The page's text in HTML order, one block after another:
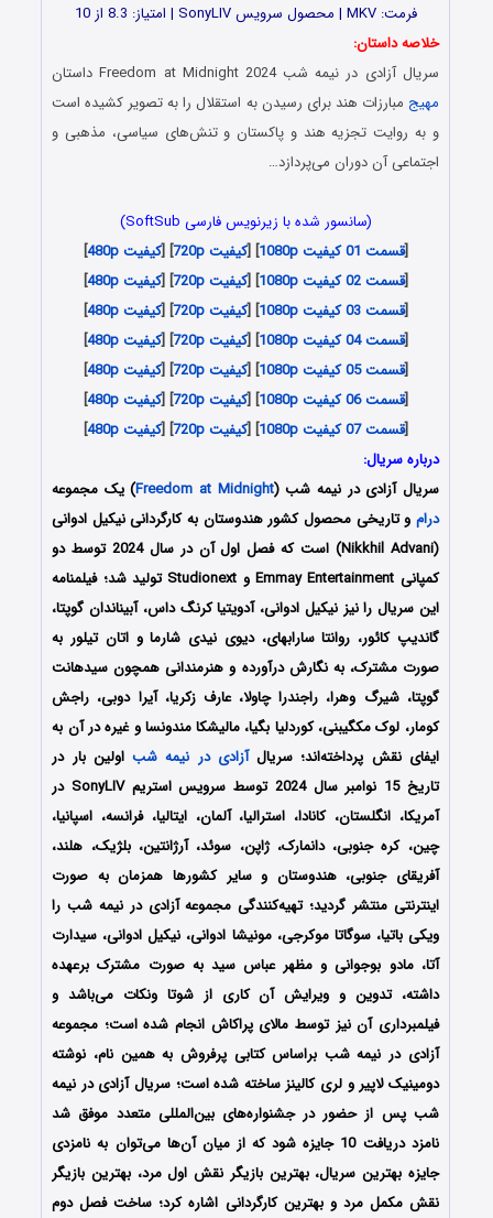
فرمت: MKV | محصول سرویس SonyLIV | امتیاز: 8.3 از 10
خلاصه داستان:
سریال آزادی در نیمه شب Freedom at Midnight 2024 داستان
مهیج مبارزات هند برای رسیدن به استقلال را به تصویر کشیده است
و به روایت تجزیه هند و پاکستان و تنش‌های سیاسی، مذهبی و
اجتماعی آن دوران می‌پردازد…
(سانسور شده با زیرنویس فارسی SoftSub)
[قسمت 01 کیفیت 1080p ] [کیفیت 720p ] [کیفیت 480p
]
[قسمت 02 کیفیت 1080p ] [کیفیت 720p ] [کیفیت 480p
]
[قسمت 03 کیفیت 1080p ] [کیفیت 720p ] [کیفیت 480p
]
[قسمت 04 کیفیت 1080p ] [کیفیت 720p ] [کیفیت 480p
]
[قسمت 05 کیفیت 1080p ] [کیفیت 720p ] [کیفیت 480p
]
[قسمت 06 کیفیت 1080p ] [کیفیت 720p ] [کیفیت 480p
]
[قسمت 07 کیفیت 1080p ] [کیفیت 720p ] [کیفیت 480p
]
درباره سریال:
سریال آزادی در نیمه شب (Freedom at Midnight) یک مجموعه
درام و تاریخی محصول کشور هندوستان به کارگردانی نیکیل ادوانی
(Nikkhil Advani) است که فصل اول آن در سال 2024 توسط دو
کمپانی Emmay Entertainment و Studionext تولید شد؛ فیلمنامه
این سریال را نیز نیکیل ادوانی، آدویتیا کرنگ داس، آبیناندان گوپتا،
گاندیپ کائور، روانتا سارابهای، دیوی نیدی شارما و اتان تیلور به
صورت مشترک، به نگارش درآورده و هنرمندانی همچون سیدهانت
گوپتا، شیرگ وهرا، راجندرا چاولا، عارف زکریا، آیرا دوبی، راجش
کومار، لوک مکگیبنی، کوردلیا بگیا، مالیشکا مندونسا و غیره در آن به
ایفای نقش پرداخته‌اند؛ سریالآزادی در نیمه شب اولین بار در
تاریخ 15 نوامبر سال 2024 توسط سرویس استریم SonyLIV در
آمریکا، انگلستان، کانادا، استرالیا، آلمان، ایتالیا، فرانسه، اسپانیا،
چین، کره جنوبی، دانمارک، ژاپن، سوئد، آرژانتین، بلژیک، هلند،
آفریقای جنوبی، هندوستان و سایر کشورها همزمان به صورت
اینترنتی منتشر گردید؛ تهیه‌کنندگی مجموعه آزادی در نیمه شب را
ویکی باتیا، سوگاتا موکرجی، مونیشا ادوانی، نیکیل ادوانی، سیدارت
آتا، مادو بوجوانی و مظهر عباس سید به صورت مشترک برعهده
داشته، تدوین و ویرایش آن کاری از شوتا ونکات می‌باشد و
فیلمبرداری آن نیز توسط مالای پراکاش انجام شده است؛ مجموعه
آزادی در نیمه شب براساس کتابی پرفروش به همین نام، نوشته
دومینیک لاپیر و لری کالینز ساخته شده است؛ سریال آزادی در نیمه
شب پس از حضور در جشنواره‌های بین‌المللی متعدد موفق شد
نامزد دریافت 10 جایزه شود که از میان آن‌ها می‌توان به نامزدی
جایزه بهترین سریال، بهترین بازیگر نقش اول مرد، بهترین بازیگر
نقش مکمل مرد و بهترین کارگردانی اشاره کرد؛ ساخت فصل دوم